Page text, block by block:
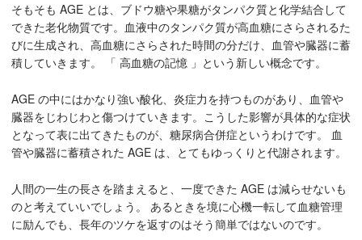
そもそも AGE とは、ブドウ糖や果糖がタンパク質と化学結合して
できた老化物質です。血液中のタンパク質が高血糖にさらされるた
びに生成され、高血糖にさらされた時間の分だけ、血管や臓器に蓄
積していきます。 「 高血糖の記憶 」という新しい概念です。
AGE の中にはかなり強い酸化、炎症力を持つものがあり、血管や
臓器をじわじわと傷つけていきます。こうした影響が具体的な症状
となって表に出てきたものが、糖尿病合併症というわけです。 血
管や臓器に蓄積された AGE は、とてもゆっくりと代謝されます。
人間の一生の長さを踏まえると、一度できた AGE は減らせないも
のと考えていいでしょう。 あるときを境に心機一転して血糖管理
に励んでも、長年のツケを返すのはそう簡単ではないのです。